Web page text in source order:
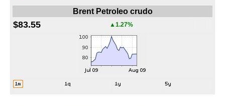
Brent Petroleo crudo
$83.55 ▲1.27%